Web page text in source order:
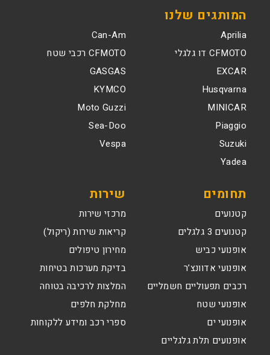
המותגים שלנו
Aprilia
Can-Am
CFMOTO דו גלגלי
CFMOTO רכבי שטח
EXCAR
GASGAS
Husqvarna
KYMCO
MINICAR
Moto Guzzi
Piaggio
Sea-Doo
Suzuki
Vespa
Yadea
תחומים
קטנועים
קטנועים 3 גלגלים
אופנועי כביש
אופנועי אדוונצ’ר
רכבים תפעוליים חשמליים
אופנועי שטח
אופנועי ים
אופנועים תלת גלגליים
שירות
מרכזי שירות
קריאות שירות (ריקול)
מחירון טיפולים
בדיקת מערכות בטיחות
המלצות לרכיבה בטוחה
מחלקת חלפים
ספרי רכב ומידע ללקוחות